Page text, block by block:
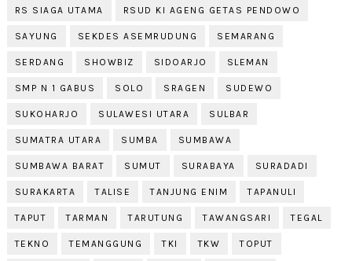
RS SIAGA UTAMA RSUD KI AGENG GETAS PENDOWO
SAYUNG SEKDES ASEMRUDUNG SEMARANG
SERDANG SHOWBIZ SIDOARJO SLEMAN
SMP N 1 GABUS SOLO SRAGEN SUDEWO
SUKOHARJO SULAWESI UTARA SULBAR
SUMATRA UTARA SUMBA SUMBAWA
SUMBAWA BARAT SUMUT SURABAYA SURADADI
SURAKARTA TALISE TANJUNG ENIM TAPANULI
TAPUT TARMAN TARUTUNG TAWANGSARI TEGAL
TEKNO TEMANGGUNG TKI TKW TOPUT